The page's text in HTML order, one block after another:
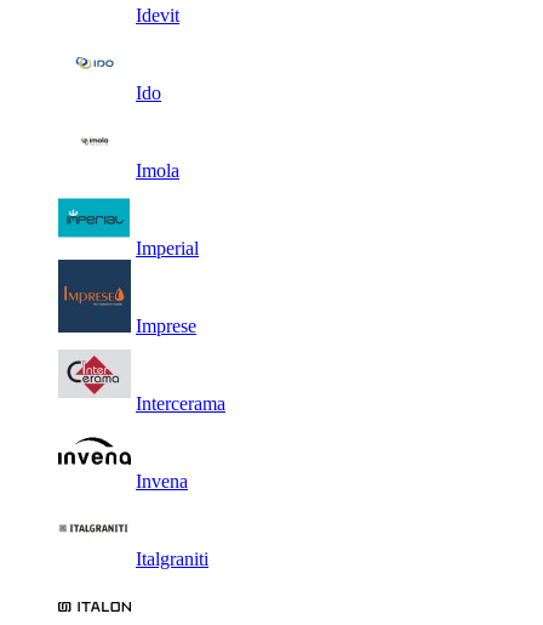
Idevit
Ido
Imola
Imperial
Imprese
Intercerama
Invena
Italgraniti